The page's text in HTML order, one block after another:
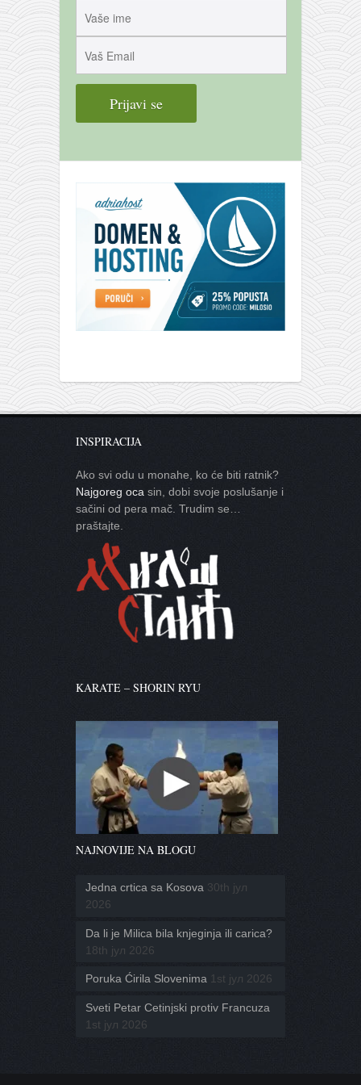
članarina
kontakt
besplatna e-knjiga
termini treninga
moja priča
fotke
INSPIRACIJA
Ako svi odu u monahe, ko će biti ratnik?
Najgoreg oca sin, dobi svoje poslušanje i
sačini od pera mač. Trudim se…
praštajte.
KARATE – SHORIN RYU
NAJNOVIJE NA BLOGU
Jedna crtica sa Kosova 30th јул
2026
Da li je Milica bila knjeginja ili carica?
18th јул 2026
Poruka Ćirila Slovenima 1st јул 2026
Sveti Petar Cetinjski protiv Francuza
1st јул 2026